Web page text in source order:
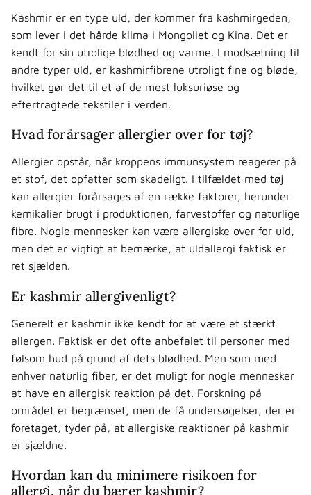
Kashmir er en type uld, der kommer fra kashmirgeden,
som lever i det hårde klima i Mongoliet og Kina. Det er
kendt for sin utrolige blødhed og varme. I modsætning til
andre typer uld, er kashmirfibrene utroligt fine og bløde,
hvilket gør det til et af de mest luksuriøse og
eftertragtede tekstiler i verden.
Hvad forårsager allergier over for tøj?
Allergier opstår, når kroppens immunsystem reagerer på
et stof, det opfatter som skadeligt. I tilfældet med tøj
kan allergier forårsages af en række faktorer, herunder
kemikalier brugt i produktionen, farvestoffer og naturlige
fibre. Nogle mennesker kan være allergiske over for uld,
men det er vigtigt at bemærke, at uldallergi faktisk er
ret sjælden.
Er kashmir allergivenligt?
Generelt er kashmir ikke kendt for at være et stærkt
allergen. Faktisk er det ofte anbefalet til personer med
følsom hud på grund af dets blødhed. Men som med
enhver naturlig fiber, er det muligt for nogle mennesker
at have en allergisk reaktion på det. Forskning på
området er begrænset, men de få undersøgelser, der er
foretaget, tyder på, at allergiske reaktioner på kashmir
er sjældne.
Hvordan kan du minimere risikoen for
allergi, når du bærer kashmir?